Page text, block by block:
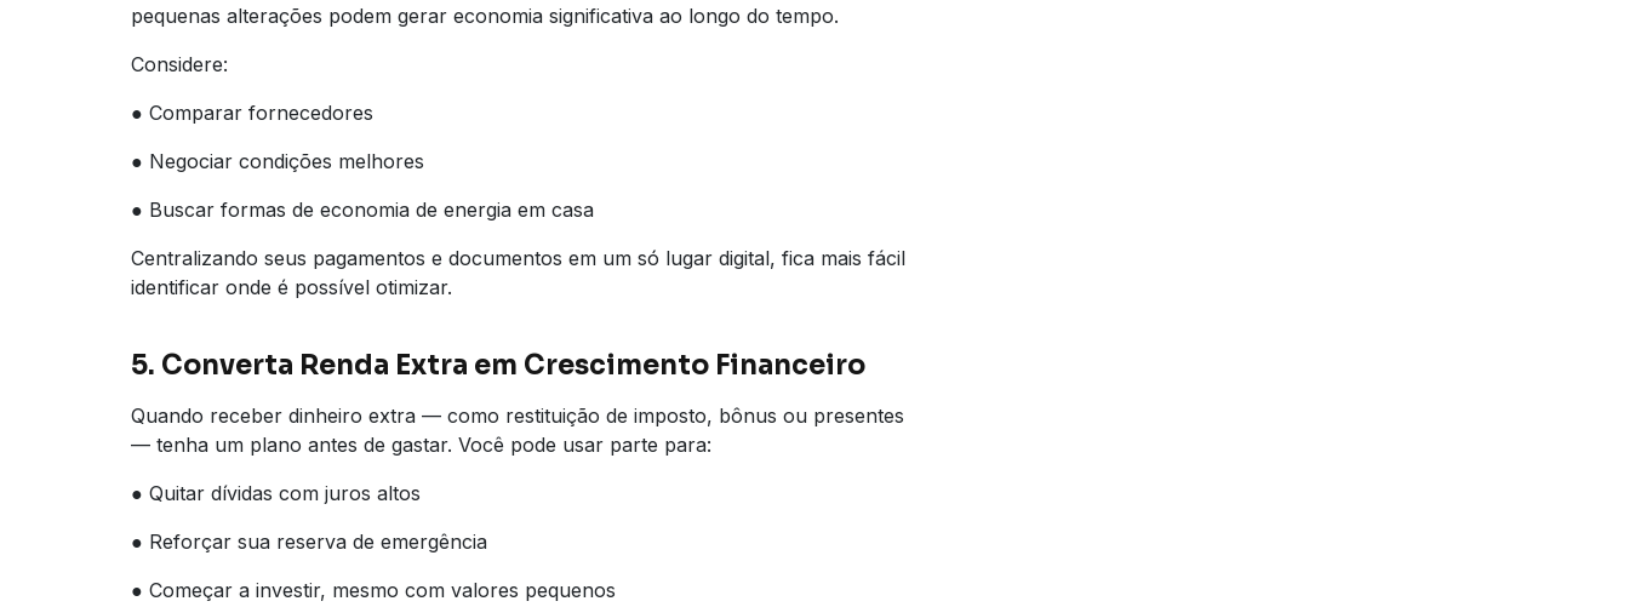
pequenas alterações podem gerar economia significativa ao longo do tempo.
Considere:
● Comparar fornecedores
● Negociar condições melhores
● Buscar formas de economia de energia em casa
Centralizando seus pagamentos e documentos em um só lugar digital, fica mais fácil
identificar onde é possível otimizar.
5. Converta Renda Extra em Crescimento Financeiro
Quando receber dinheiro extra — como restituição de imposto, bônus ou presentes
— tenha um plano antes de gastar. Você pode usar parte para:
● Quitar dívidas com juros altos
● Reforçar sua reserva de emergência
● Começar a investir, mesmo com valores pequenos